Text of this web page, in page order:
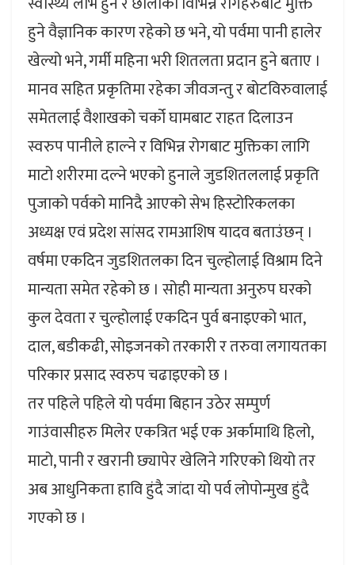
हुने वैज्ञानिक कारण रहेको छ भने, यो पर्वमा पानी हालेर
खेल्यो भने, गर्मी महिना भरी शितलता प्रदान हुने बताए ।
मानव सहित प्रकृतिमा रहेका जीवजन्तु र बोटविरुवालाई
समेतलाई वैशाखको चर्को घामबाट राहत दिलाउन
स्वरुप पानीले हाल्ने र विभिन्न रोगबाट मुक्तिका लागि
माटो शरीरमा दल्ने भएको हुनाले जुडशितललाई प्रकृति
पुजाको पर्वको मानिदै आएको सेभ हिस्टोरिकलका
अध्यक्ष एवं प्रदेश सांसद रामआशिष यादव बताउंछन् ।
वर्षमा एकदिन जुडशितलका दिन चुल्होलाई विश्राम दिने
मान्यता समेत रहेको छ । सोही मान्यता अनुरुप घरको
कुल देवता र चुल्होलाई एकदिन पुर्व बनाइएको भात,
दाल, बडीकढी, सोइजनको तरकारी र तरुवा लगायतका
परिकार प्रसाद स्वरुप चढाइएको छ ।
तर पहिले पहिले यो पर्वमा बिहान उठेर सम्पुर्ण
गाउंवासीहरु मिलेर एकत्रित भई एक अर्कामाथि हिलो,
माटो, पानी र खरानी छ्यापेर खेलिने गरिएको थियो तर
अब आधुनिकता हावि हुंदै जांदा यो पर्व लोपोन्मुख हुंदै
गएको छ ।